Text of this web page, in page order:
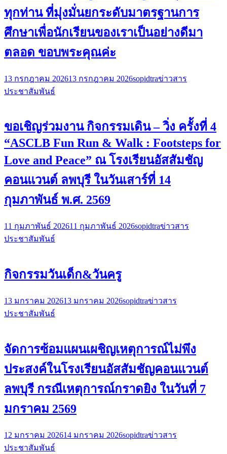
ทุกท่าน ที่มุ่งมั่นยกระดับมาตรฐานการ
ศึกษาเพื่อนักเรียนของเราเป็นอย่างดีมา
ตลอด ขอบพระคุณค่ะ
13 กรกฎาคม 202613 กรกฎาคม 2026sopidtraข่าวสาร
ประชาสัมพันธ์
ขอเชิญร่วมงาน กิจกรรมเดิน – วิ่ง ครั้งที่ 4
“ASCLB Fun Run & Walk : Footsteps for
Love and Peace” ณ โรงเรียนอัสสัมชัญ
คอนแวนต์ ลพบุรี ในวันเสาร์ที่ 14
กุมภาพันธ์ พ.ศ. 2569
11 กุมภาพันธ์ 202611 กุมภาพันธ์ 2026sopidtraข่าวสาร
ประชาสัมพันธ์
กิจกรรมวันเด็ก&วันครู
13 มกราคม 202613 มกราคม 2026sopidtraข่าวสาร
ประชาสัมพันธ์
จัดการซ้อมแผนเผชิญเหตุการณ์ไม่พึง
ประสงค์ในโรงเรียนอัสสัมชัญคอนแวนต์
ลพบุรี กรณีเหตุการณ์กราดยิง ในวันที่ 7
มกราคม 2569
12 มกราคม 202614 มกราคม 2026sopidtraข่าวสาร
ประชาสัมพันธ์